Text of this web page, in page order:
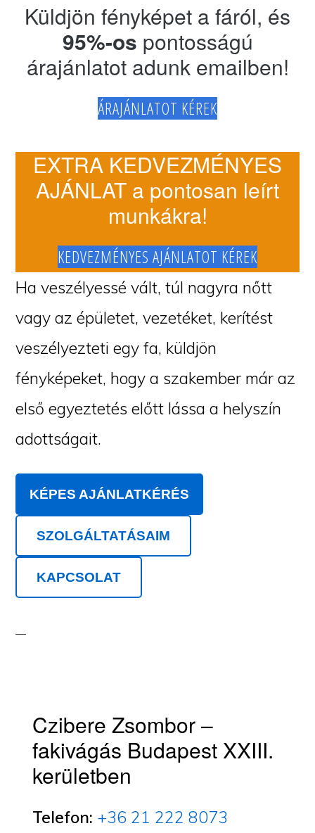
Küldjön fényképet a fáról, és
95%-os pontosságú
árajánlatot adunk emailben!
ÁRAJÁNLATOT KÉREK
EXTRA KEDVEZMÉNYES
AJÁNLAT a pontosan leírt
munkákra!
KEDVEZMÉNYES AJÁNLATOT KÉREK
Ha veszélyessé vált, túl nagyra nőtt
vagy az épületet, vezetéket, kerítést
veszélyezteti egy fa, küldjön
fényképeket, hogy a szakember már az
első egyeztetés előtt lássa a helyszín
adottságait.
KÉPES AJÁNLATKÉRÉS
SZOLGÁLTATÁSAIM
KAPCSOLAT
Czibere Zsombor –
fakivágás Budapest XXIII.
kerületben
Telefon: +36 21 222 8073